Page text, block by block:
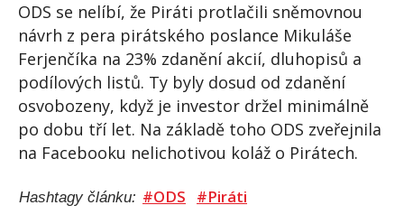
ODS se nelíbí, že Piráti protlačili sněmovnou
návrh z pera pirátského poslance Mikuláše
Ferjenčíka na 23% zdanění akcií, dluhopisů a
podílových listů. Ty byly dosud od zdanění
osvobozeny, když je investor držel minimálně
po dobu tří let. Na základě toho ODS zveřejnila
na Facebooku nelichotivou koláž o Pirátech.
Hashtagy článku: #ODS #Piráti